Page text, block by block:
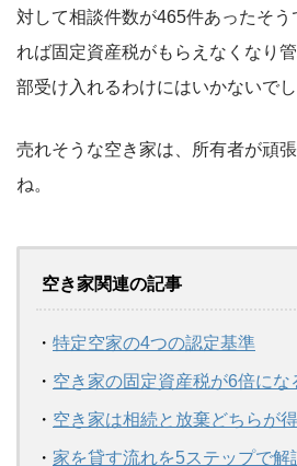
対して相談件数が465件あったそ
れば固定資産税がもらえなくなり
部受け入れるわけにはいかないでし
売れそうな空き家は、所有者が頑
ね。
空き家関連の記事
・ 特定空家の4つの認定基準
・ 空き家の固定資産税が6倍にな
・ 空き家は相続と放棄どちらが
・ 家を貸す流れを5ステップで解